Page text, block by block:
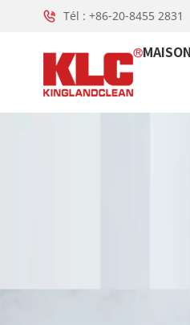
Tél : +86-20-8455 2831
MAISON